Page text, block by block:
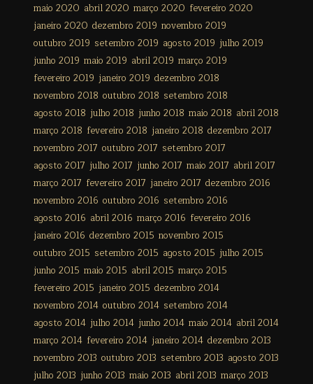
maio 2020 abril 2020 março 2020 fevereiro 2020
janeiro 2020 dezembro 2019 novembro 2019
outubro 2019 setembro 2019 agosto 2019 julho 2019
junho 2019 maio 2019 abril 2019 março 2019
fevereiro 2019 janeiro 2019 dezembro 2018
novembro 2018 outubro 2018 setembro 2018
agosto 2018 julho 2018 junho 2018 maio 2018 abril 2018
março 2018 fevereiro 2018 janeiro 2018 dezembro 2017
novembro 2017 outubro 2017 setembro 2017
agosto 2017 julho 2017 junho 2017 maio 2017 abril 2017
março 2017 fevereiro 2017 janeiro 2017 dezembro 2016
novembro 2016 outubro 2016 setembro 2016
agosto 2016 abril 2016 março 2016 fevereiro 2016
janeiro 2016 dezembro 2015 novembro 2015
outubro 2015 setembro 2015 agosto 2015 julho 2015
junho 2015 maio 2015 abril 2015 março 2015
fevereiro 2015 janeiro 2015 dezembro 2014
novembro 2014 outubro 2014 setembro 2014
agosto 2014 julho 2014 junho 2014 maio 2014 abril 2014
março 2014 fevereiro 2014 janeiro 2014 dezembro 2013
novembro 2013 outubro 2013 setembro 2013 agosto 2013
julho 2013 junho 2013 maio 2013 abril 2013 março 2013